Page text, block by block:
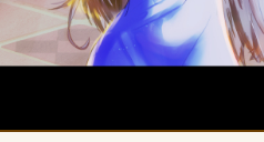
ID登録
ダウンロード